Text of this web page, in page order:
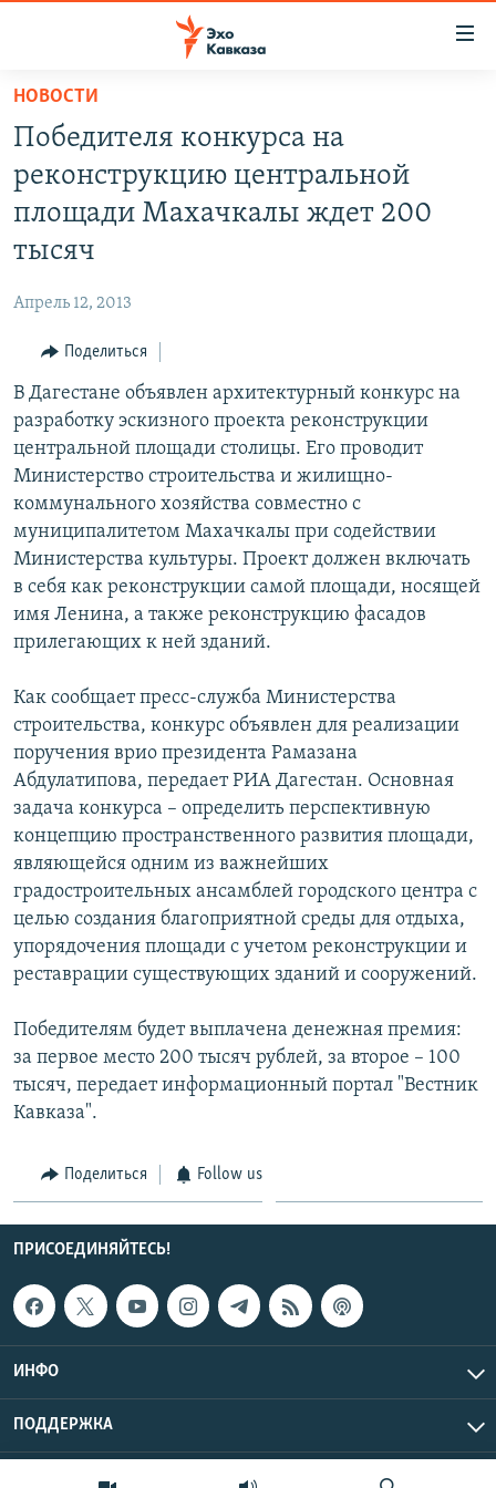
Вернуться
основному
содержанию
Вернутся
главной
Вернутся
поиску
НОВОСТИ
ТБИЛИСИ
СУХУМИ
АРМЕНИЯ
АЗЕРБАЙДЖАН
ТЕМЫ
ПОЛИТИКА
ЭКОНОМИКА
ОБЩЕСТВО
КУЛЬТУРА
СПОРТ
МИР
РУБРИКИ
НЕКРУГЛЫЙ СТОЛ
ГОСТЬ НЕДЕЛИ
ПОЗИЦИЯ
БЛОГИ
ГОЛОСА
ЧИТАЕМ ПРЕССУ
МУЛЬТИМЕДИА
ВИДЕО
ФОТО
АУДИО
ПОДКАСТЫ
АРХИВ РАДИОПРОГРАММЫ
ПРИСОЕДИНЯЙТЕСЬ!
Все сайты РСЕ/РС
НОВОСТИ
Победителя конкурса на
реконструкцию центральной
площади Махачкалы ждет 200
тысяч
Апрель 12, 2013
Поделиться
В Дагестане объявлен архитектурный конкурс на
разработку эскизного проекта реконструкции
центральной площади столицы. Его проводит
Министерство строительства и жилищно-
коммунального хозяйства совместно с
муниципалитетом Махачкалы при содействии
Министерства культуры. Проект должен включать
в себя как реконструкции самой площади, носящей
имя Ленина, а также реконструкцию фасадов
прилегающих к ней зданий.
Как сообщает пресс-служба Министерства
строительства, конкурс объявлен для реализации
поручения врио президента Рамазана
Абдулатипова, передает РИА Дагестан. Основная
задача конкурса – определить перспективную
концепцию пространственного развития площади,
являющейся одним из важнейших
градостроительных ансамблей городского центра с
целью создания благоприятной среды для отдыха,
упорядочения площади с учетом реконструкции и
реставрации существующих зданий и сооружений.
Победителям будет выплачена денежная премия:
за первое место 200 тысяч рублей, за второе – 100
тысяч, передает информационный портал "Вестник
Кавказа".
Поделиться Follow us
ПРИСОЕДИНЯЙТЕСЬ!
ИНФО
ПОДДЕРЖКА
Эхо Кавказа © 2026 RFE/RL, Inc. | Все права защищены.